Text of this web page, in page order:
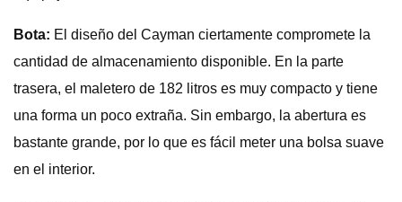
Bota: El diseño del Cayman ciertamente compromete la
cantidad de almacenamiento disponible. En la parte
trasera, el maletero de 182 litros es muy compacto y tiene
una forma un poco extraña. Sin embargo, la abertura es
bastante grande, por lo que es fácil meter una bolsa suave
en el interior.